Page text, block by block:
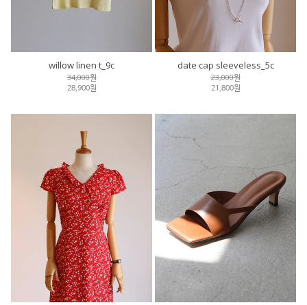
willow linen t_9c
34,000원
28,900원
date cap sleeveless_5c
23,000원
21,800원